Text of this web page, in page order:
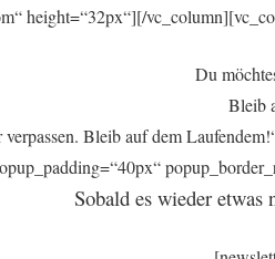
height=“32px“][/
Du
Bleib
Bleib auf dem
Sobald es wieder